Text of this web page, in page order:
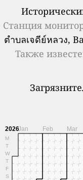
Станция
ตำบลเจดีย์หลวง,
Также
2026
M
T
W
T
F
S
Jan Feb Mar